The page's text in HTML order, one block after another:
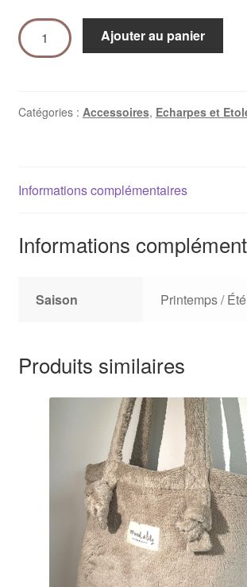
Ajouter au panier
Catégories : Accessoires, Echarpes et
Informations complémentaires
Informations
Saison Printemps / Été
Produits similaires